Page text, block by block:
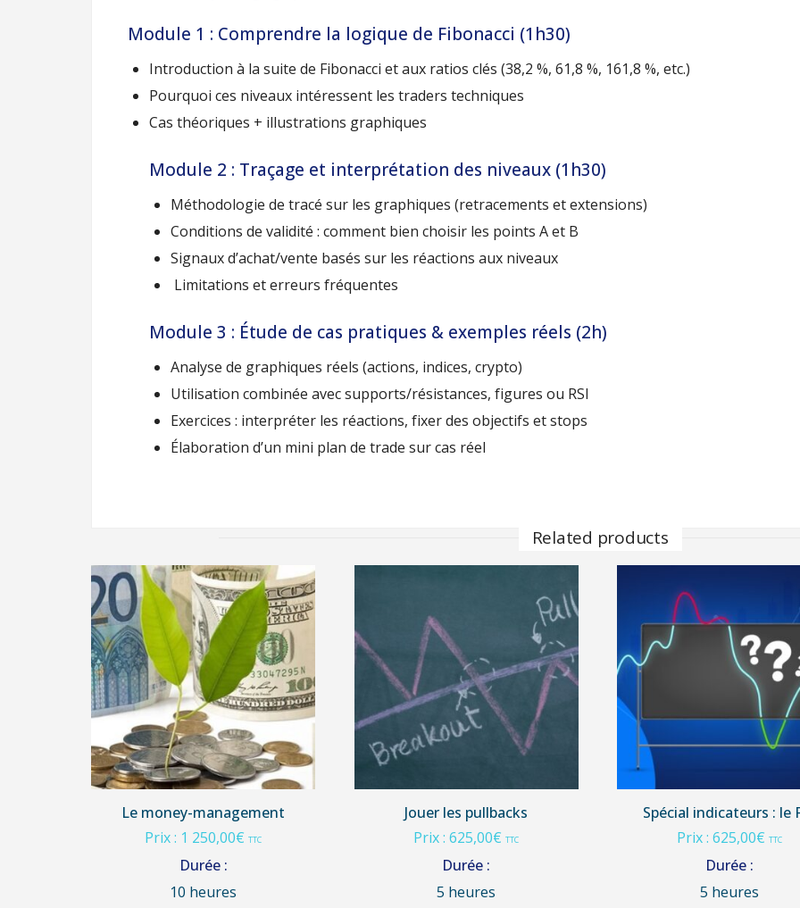
Module 1 : Comprendre la logique de Fibonacci (1h30)
Introduction à la suite de Fibonacci et aux ratios clés (38,2 %, 61,8 %, 161,8 %, etc.)
Pourquoi ces niveaux intéressent les traders techniques
Cas théoriques + illustrations graphiques
Module 2 : Traçage et interprétation des niveaux (1h30)
Méthodologie de tracé sur les graphiques (retracements et extensions)
Conditions de validité : comment bien choisir les points A et B
Signaux d’achat/vente basés sur les réactions aux niveaux
Limitations et erreurs fréquentes
Module 3 : Étude de cas pratiques & exemples réels (2h)
Analyse de graphiques réels (actions, indices, crypto)
Utilisation combinée avec supports/résistances, figures ou RSI
Exercices : interpréter les réactions, fixer des objectifs et stops
Élaboration d’un mini plan de trade sur cas réel
Related products
Le money-management
Prix : 1 250,00€ TTC
Durée :
10 heures
Jouer les pullbacks
Prix :625,00€ TTC
Durée :
5 heures
Spécial indicateurs : le
Prix :625,00€ TTC
Durée :
5 heures